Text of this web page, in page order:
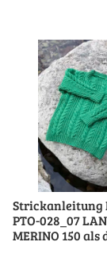
Strickanleitung
PTO-028_07
MERINO 150